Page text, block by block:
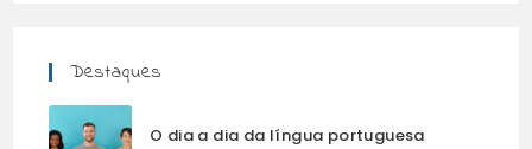
Destaques
O dia a dia da língua portuguesa